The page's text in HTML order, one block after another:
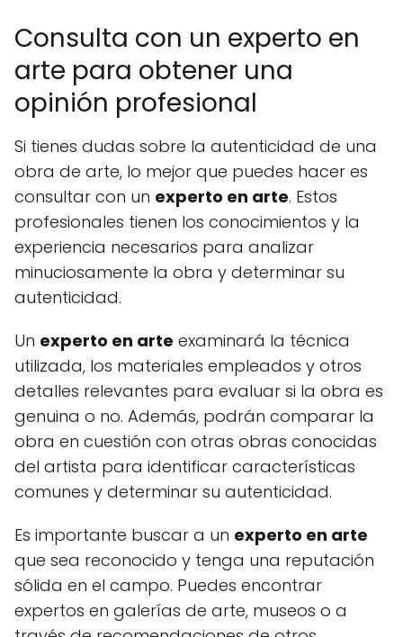
Consulta con un experto en
arte para obtener una
opinión profesional
Si tienes dudas sobre la autenticidad de una
obra de arte, lo mejor que puedes hacer es
consultar con un experto en arte. Estos
profesionales tienen los conocimientos y la
experiencia necesarios para analizar
minuciosamente la obra y determinar su
autenticidad.
Un experto en arte examinará la técnica
utilizada, los materiales empleados y otros
detalles relevantes para evaluar si la obra es
genuina o no. Además, podrán comparar la
obra en cuestión con otras obras conocidas
del artista para identificar características
comunes y determinar su autenticidad.
Es importante buscar a un experto en arte
que sea reconocido y tenga una reputación
sólida en el campo. Puedes encontrar
expertos en galerías de arte, museos o a